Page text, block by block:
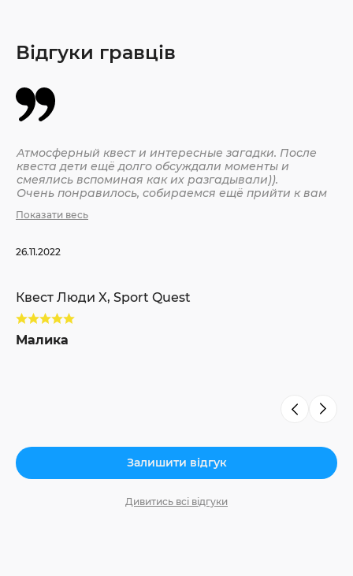
Відгуки гравців
Атмосферный квест и интересные загадки. После
квеста дети ещё долго обсуждали моменты и
смеялись вспоминая как их разгадывали)).
Очень понравилось, собираемся ещё прийти к вам
Показати весь
26.11.2022
Квест Люди X, Sport Quest
Малика
Залишити відгук
Дивитись всі відгуки